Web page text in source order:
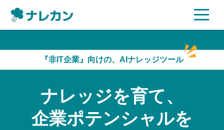
AI機能
ご利用企業様の声
セキュリティ
『非IT企業』向けの、AIナレッジツール
ナレッジを育て、
企業ポテンシャルを